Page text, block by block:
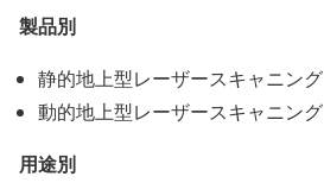
製品別
静的地上型レーザースキャニング
動的地上型レーザースキャニング
用途別